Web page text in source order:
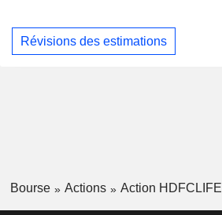
Révisions des estimations
Bourse Actions Action HDFCLIFE